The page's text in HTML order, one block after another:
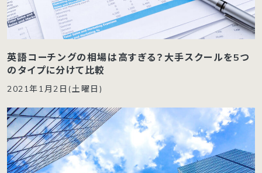
英語コーチングの相場は高すぎる？大手スクールを5つ
のタイプに分けて比較
2021年1月2日(土曜日)